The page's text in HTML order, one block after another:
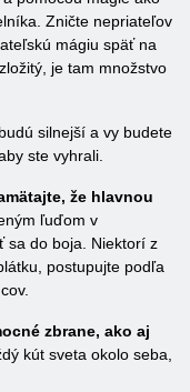
Zničte nepriateľov
mágiu späť na
je tam množstvo
silnejší a vy budete
ste vyhrali.
že hlavnou
ľuďom v
sa do boja. Niektorí z
postupujte podľa
zbrane, ako aj
kút sveta okolo seba,